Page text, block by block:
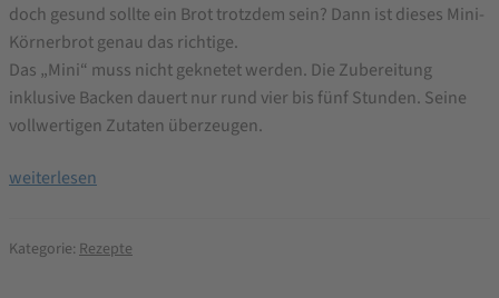
doch gesund sollte ein Brot trotzdem sein? Dann ist dieses Mini-
Körnerbrot genau das richtige.
Das „Mini“ muss nicht geknetet werden. Die Zubereitung
inklusive Backen dauert nur rund vier bis fünf Stunden. Seine
vollwertigen Zutaten überzeugen.
Mini-
weiterlesen
Kategorie: Rezepte